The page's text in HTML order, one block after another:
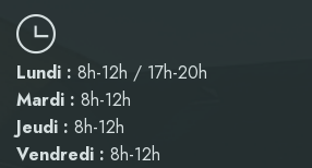
Lundi : 8h-12h / 17h-20h
Mardi : 8h-12h
Jeudi : 8h-12h
Vendredi : 8h-12h